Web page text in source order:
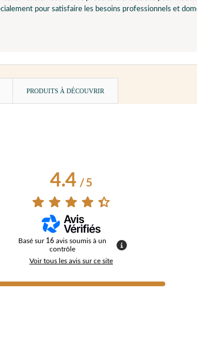
pour satisfaire les besoins professionnels et
PRODUITS À DÉCOUVRIR
4.4/ 5
Basé sur 16 avis soumis à un
contrôle
Voir tous les avis sur ce site